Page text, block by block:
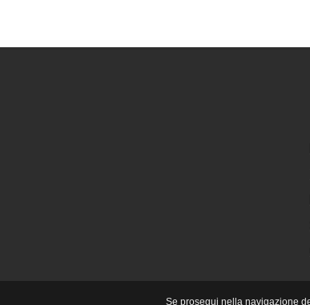
Se prosegui nella navigazione